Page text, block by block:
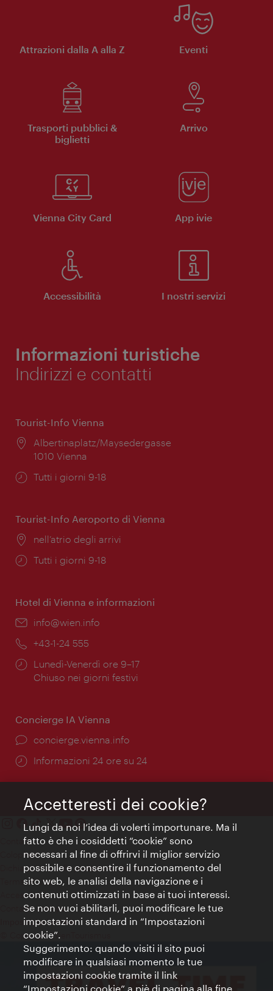
Attrazioni dalla A alla Z Eventi
Trasporti pubblici &
biglietti
Arrivo
Vienna City Card App ivie
Accessibilità I nostri servizi
Informazioni turistiche
Indirizzi e contatti
Tourist-Info Vienna
Posizione:
Albertinaplatz/Maysedergasse
1010 Vienna
Orari
Tutti i giorni 9-18
Tourist-Info Aeroporto di Vienna
Posizione:
nell’atrio degli arrivi
Orari
Tutti i giorni 9-18
Hotel di Vienna e informazioni
Email:
info@wien.info
Telefono:
+43-1-24 555
Orari
di
Lunedì-Venerdì ore 9–17
Chiuso nei giorni festivi
Concierge IA Vienna
Ort:
concierge.vienna.info
Öffnungszeiten:
Informazioni 24 ore su 24
Contatti
Colophon
Dichiarazione sulla protezione dei dati
Terms of Use
Accessibilità
Contatto stampa
Impostazioni cookie
© Copyright WienTourismus
Accetteresti dei cookie?
Lungi da noi l’idea di volerti importunare. Ma il
fatto è che i cosiddetti “cookie” sono
necessari al fine di offrirvi il miglior servizio
possibile e consentire il funzionamento del
sito web, le analisi della navigazione e i
contenuti ottimizzati in base ai tuoi interessi.
Se non vuoi abilitarli, puoi modificare le tue
impostazioni standard in “Impostazioni
cookie”.
Suggerimento: quando visiti il sito puoi
modificare in qualsiasi momento le tue
impostazioni cookie tramite il link
“Impostazioni cookie” a piè di pagina alla fine